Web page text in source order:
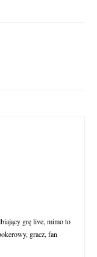
grę live, mimo to
gracz, fan